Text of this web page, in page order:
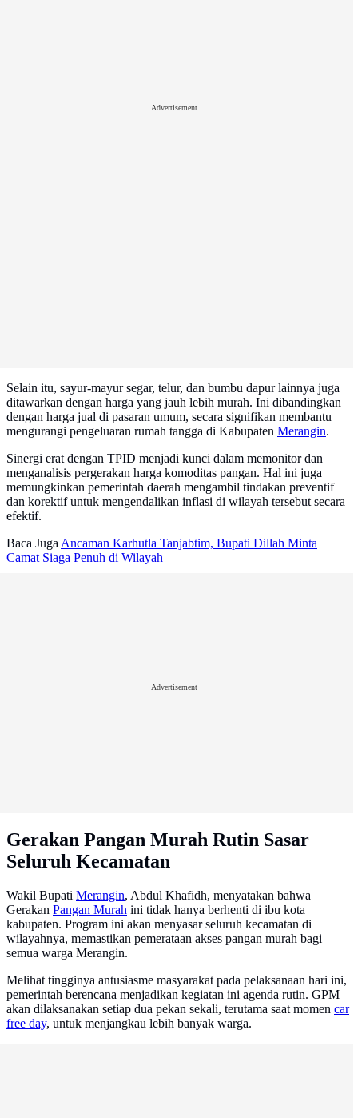
Advertisement
Selain itu, sayur-mayur segar, telur, dan bumbu dapur lainnya juga
ditawarkan dengan harga yang jauh lebih murah. Ini dibandingkan
dengan harga jual di pasaran umum, secara signifikan membantu
mengurangi pengeluaran rumah tangga di Kabupaten Merangin.
Sinergi erat dengan TPID menjadi kunci dalam memonitor dan
menganalisis pergerakan harga komoditas pangan. Hal ini juga
memungkinkan pemerintah daerah mengambil tindakan preventif
dan korektif untuk mengendalikan inflasi di wilayah tersebut secara
efektif.
Baca Juga Ancaman Karhutla Tanjabtim, Bupati Dillah Minta
Camat Siaga Penuh di Wilayah
Advertisement
Gerakan Pangan Murah Rutin Sasar
Seluruh Kecamatan
Wakil Bupati Merangin, Abdul Khafidh, menyatakan bahwa
Gerakan Pangan Murah ini tidak hanya berhenti di ibu kota
kabupaten. Program ini akan menyasar seluruh kecamatan di
wilayahnya, memastikan pemerataan akses pangan murah bagi
semua warga Merangin.
Melihat tingginya antusiasme masyarakat pada pelaksanaan hari ini,
pemerintah berencana menjadikan kegiatan ini agenda rutin. GPM
akan dilaksanakan setiap dua pekan sekali, terutama saat momen car
free day, untuk menjangkau lebih banyak warga.